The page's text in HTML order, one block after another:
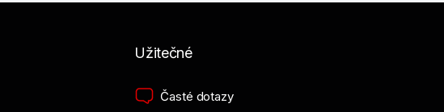
Užitečné
Časté dotazy